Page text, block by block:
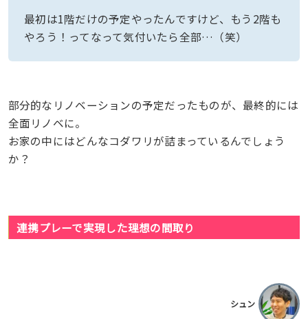
最初は1階だけの予定やったんですけど、もう2階も
やろう！ってなって気付いたら全部…（笑）
部分的なリノベーションの予定だったものが、最終的には
全面リノベに。
お家の中にはどんなコダワリが詰まっているんでしょう
か？
連携プレーで実現した理想の間取り
シュン